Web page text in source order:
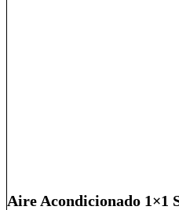
Aire Acondicionado 1×1